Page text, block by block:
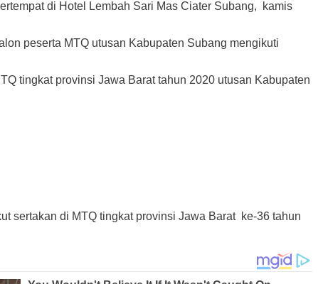
di Hotel Lembah Sari Mas Ciater Subang, kamis
peserta MTQ utusan Kabupaten Subang mengikuti
tingkat provinsi Jawa Barat tahun 2020 utusan Kabupaten
sertakan di MTQ tingkat provinsi Jawa Barat ke-36 tahun